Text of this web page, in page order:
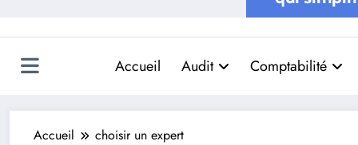
Accueil Audit Comptabilité
Accueil choisir un expert